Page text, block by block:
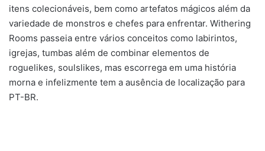
itens colecionáveis, bem como artefatos mágicos além da
variedade de monstros e chefes para enfrentar. Withering
Rooms passeia entre vários conceitos como labirintos,
igrejas, tumbas além de combinar elementos de
roguelikes, soulslikes, mas escorrega em uma história
morna e infelizmente tem a ausência de localização para
PT-BR.